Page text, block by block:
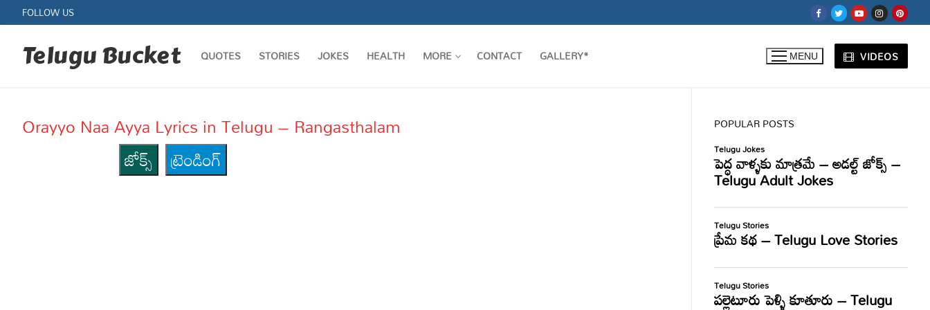
to
content
FOLLOW US
Telugu Bucket QUOTES STORIES JOKES HEALTH MORE CONTACT GALLERY* MENU VIDEOS
Orayyo Naa Ayya Lyrics in Telugu – Rangasthalam
జోక్స్
ట్రెండింగ్
POPULAR POSTS